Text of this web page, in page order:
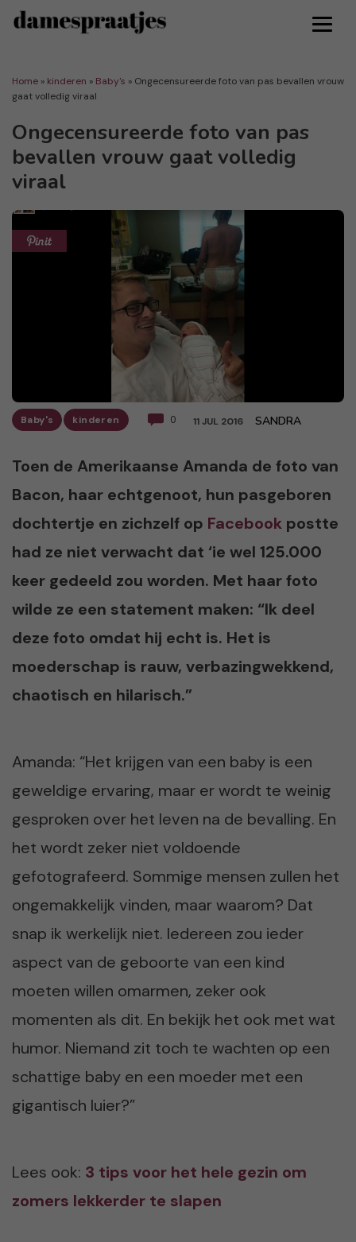
Home » kinderen » Baby's » Ongecensureerde foto van pas bevallen vrouw
gaat volledig viraal
Ongecensureerde foto van pas
bevallen vrouw gaat volledig
viraal
Baby's kinderen 0 11 JUL 2016 SANDRA
Toen de Amerikaanse Amanda de foto van
Bacon, haar echtgenoot, hun pasgeboren
dochtertje en zichzelf op Facebook postte
had ze niet verwacht dat ‘ie wel 125.000
keer gedeeld zou worden. Met haar foto
wilde ze een statement maken: “Ik deel
deze foto omdat hij echt is. Het is
moederschap is rauw, verbazingwekkend,
chaotisch en hilarisch.”
Amanda: “Het krijgen van een baby is een
geweldige ervaring, maar er wordt te weinig
gesproken over het leven na de bevalling. En
het wordt zeker niet voldoende
gefotografeerd. Sommige mensen zullen het
ongemakkelijk vinden, maar waarom? Dat
snap ik werkelijk niet. Iedereen zou ieder
aspect van de geboorte van een kind
moeten willen omarmen, zeker ook
momenten als dit. En bekijk het ook met wat
humor. Niemand zit toch te wachten op een
schattige baby en een moeder met een
gigantisch luier?”
Lees ook: 3 tips voor het hele gezin om
zomers lekkerder te slapen